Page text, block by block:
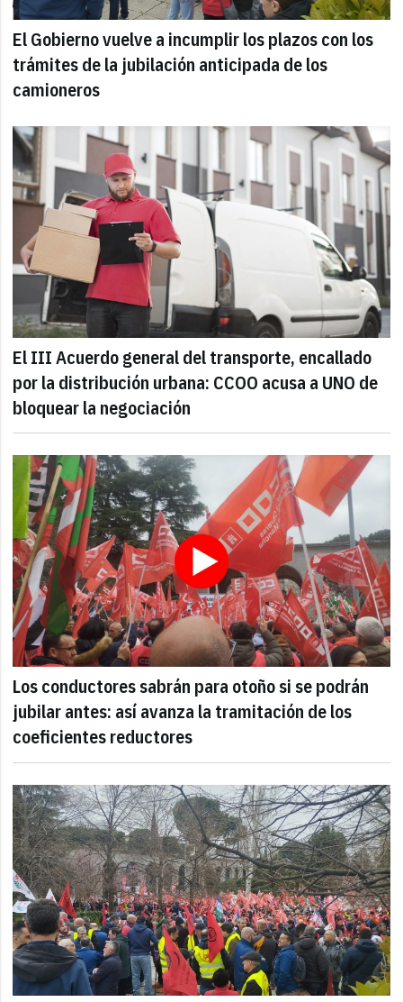
El Gobierno vuelve a incumplir los plazos con los
trámites de la jubilación anticipada de los
camioneros
El III Acuerdo general del transporte, encallado
por la distribución urbana: CCOO acusa a UNO de
bloquear la negociación
Los conductores sabrán para otoño si se podrán
jubilar antes: así avanza la tramitación de los
coeficientes reductores